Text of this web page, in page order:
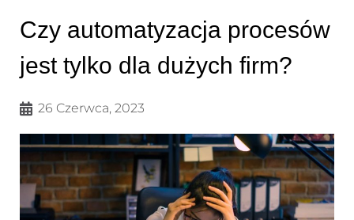
Czy automatyzacja procesów
jest tylko dla dużych firm?
26 Czerwca, 2023